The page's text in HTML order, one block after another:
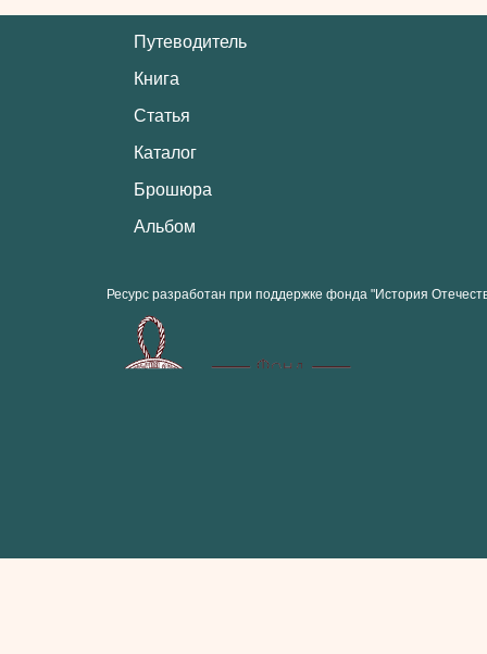
Путеводитель
Книга
Статья
Каталог
Брошюра
Альбом
Ресурс разработан при поддержке фонда "История